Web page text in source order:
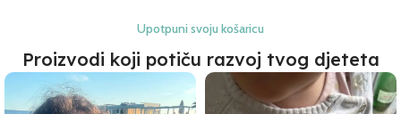
Upotpuni svoju košaricu
Proizvodi koji potiču razvoj tvog djeteta